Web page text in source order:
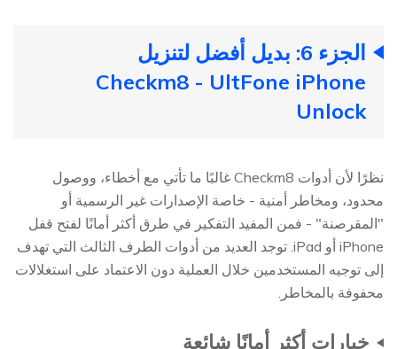
الجزء 6: بديل أفضل لتنزيل
Checkm8 - UltFone iPhone
Unlock
نظرًا لأن أدوات Checkm8 غالبًا ما تأتي مع أخطاء، ووصول
محدود، ومخاطر أمنية - خاصة الإصدارات غير الرسمية أو
"المقرصنة" - فمن المفيد التفكير في طرق أكثر أمانًا لفتح قفل
iPhone أو iPad. توجد العديد من أدوات الطرف الثالث التي تهدف
إلى توجيه المستخدمين خلال العملية دون الاعتماد على استغلالات
محفوفة بالمخاطر.
خيارات أكثر أمانًا شائعة